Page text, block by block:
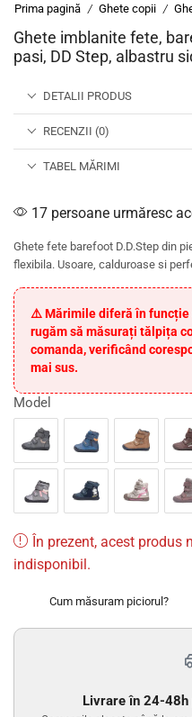
Prima pagină / Ghete copii /
Ghete imblanite fete,
pasi, DD Step, albastru
DETALII PRODUS
RECENZII (0)
TABEL MĂRIMI
17 persoane urmăresc
Ghete fete barefoot D.D.Step din
flexibila. Usoare, calduroase si
⚠️ Mărimile diferă în funcție
rugăm să măsurați tălpița
comanda, verificând
mai sus.
Model
În prezent, acest produs
indisponibil.
Cum măsuram piciorul?
Livrare în 24-48h